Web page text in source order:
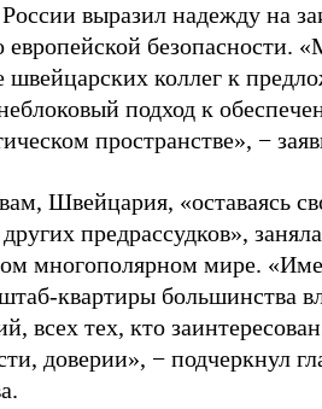
выразил надежду на
европейской безопасности.
коллег к
подход к
пространстве», −
Швейцария, «оставаясь
предрассудков»,
многополярном мире.
квартиры большинства
всех тех, кто
доверии», − подчеркнул